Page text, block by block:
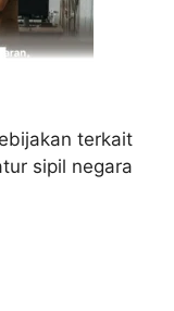
terkait
sipil negara